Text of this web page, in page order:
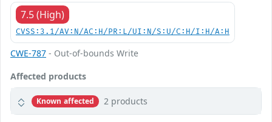
7.5 (High)
CVSS:3.1/AV:N/AC:H/PR:L/UI:N/S:U/C:H/I:H/A:H
CWE-787 - Out-of-bounds Write
Affected products
Known affected 2 products